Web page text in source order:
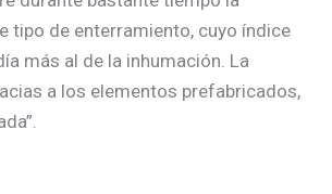
tipo de enterramiento, cuyo índice
más al de la inhumación. La
a los elementos prefabricados,